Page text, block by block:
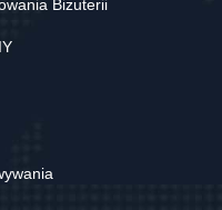
Biżuterii